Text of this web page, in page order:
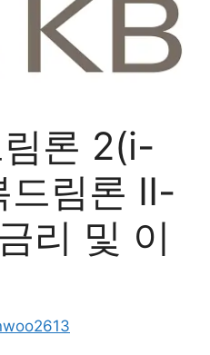
론 2(i-
드림론 Ⅱ-
리 및 이